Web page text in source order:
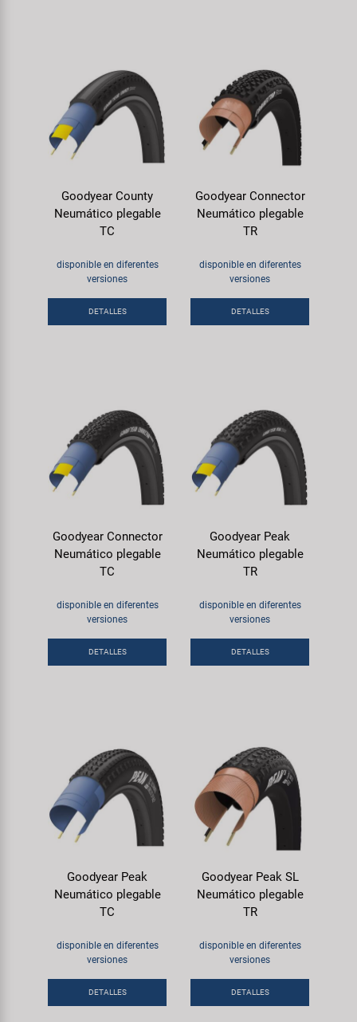
Goodyear County
Neumático plegable
TC
disponible en diferentes
versiones
DETALLES
Goodyear Connector
Neumático plegable
TR
disponible en diferentes
versiones
DETALLES
Goodyear Connector
Neumático plegable
TC
disponible en diferentes
versiones
DETALLES
Goodyear Peak
Neumático plegable
TR
disponible en diferentes
versiones
DETALLES
Goodyear Peak
Neumático plegable
TC
disponible en diferentes
versiones
DETALLES
Goodyear Peak SL
Neumático plegable
TR
disponible en diferentes
versiones
DETALLES